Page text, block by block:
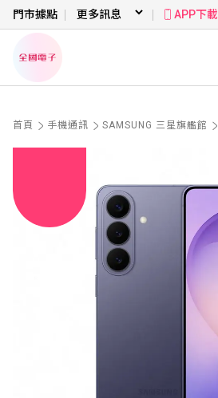
門市據點 APP下載
首頁 手機通訊 SAMSUNG 三星旗艦館